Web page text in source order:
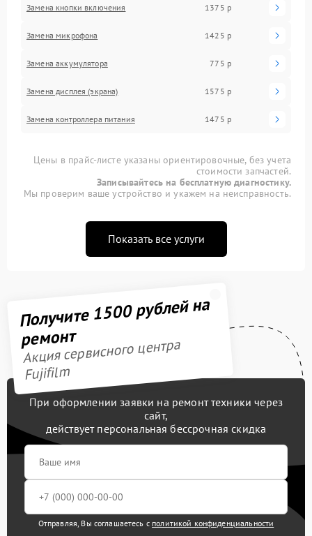
Замена кнопки включения 1375 р
Замена микрофона 1425 р
Замена аккумулятора 775 р
Замена дисплея (экрана) 1575 р
Замена контроллера питания 1475 р
Цены в прайс-листе указаны ориентировочные, без учета
стоимости запчастей.
Записывайтесь на бесплатную диагностику.
Мы проверим ваше устройство и укажем на неисправность.
Показать все услуги
Получите 1500 рублей на
ремонт
Акция сервисного центра
Fujifilm
При оформлении заявки на ремонт техники через
сайт,
действует персональная бессрочная скидка
Отправляя, Вы соглашаетесь с политикой конфиденциальности